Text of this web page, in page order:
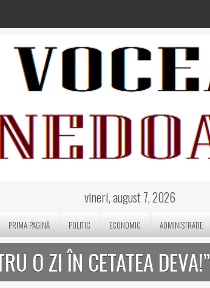
vineri, august 7, 2026
PRIMA PAGINĂ POLITIC ECONOMIC ADMINISTRATIE
O ZI ÎN CETATEA DEVA!”